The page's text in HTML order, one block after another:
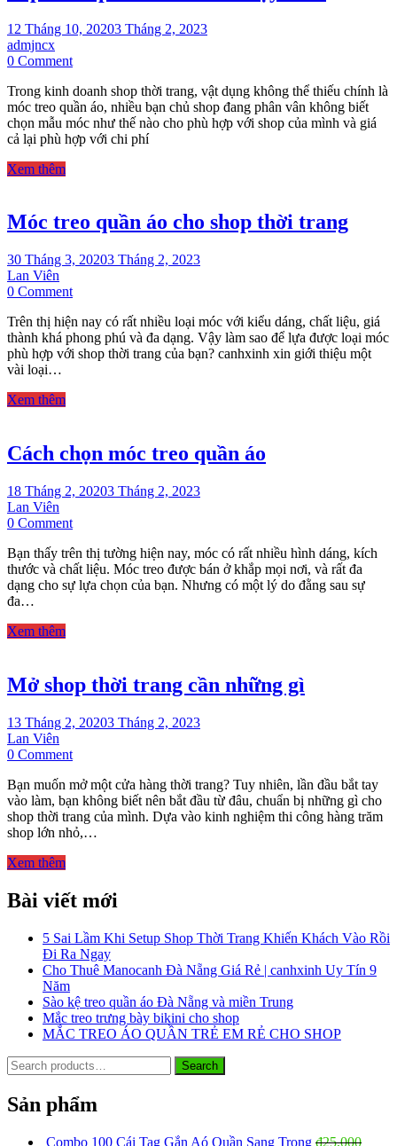
12 Tháng 10, 20203 Tháng 2, 2023
admjncx
0 Commenton
5
sản
phẩm
móc
Trong kinh doanh shop thời trang, vật dụng không thể thiếu chính là
móc treo quần áo, nhiều bạn chủ shop đang phân vân không biết
chọn mẫu móc như thế nào cho phù hợp với shop của mình và giá
cả lại phù hợp với chi phí
Xem thêm
Móc treo quần áo cho shop thời trang
30 Tháng 3, 20203 Tháng 2, 2023
Lan Viên
0 Commenton
treo
quần
áo
Trên thị hiện nay có rất nhiều loại móc với kiểu dáng, chất liệu, giá
thành khá phong phú và đa dạng. Vậy làm sao để lựa được loại móc
phù hợp với shop thời trang của bạn? canhxinh xin giới thiệu một
vài loại…
Xem thêm
Cách chọn móc treo quần áo
18 Tháng 2, 20203 Tháng 2, 2023
Lan Viên
0 Commenton
chọn
móc
treo
Bạn thấy trên thị tường hiện nay, móc có rất nhiều hình dáng, kích
thước và chất liệu. Móc treo được bán ở khắp mọi nơi, và rất đa
dạng cho sự lựa chọn của bạn. Nhưng có một lý do đằng sau sự
đa…
Xem thêm
Mở shop thời trang cần những gì
13 Tháng 2, 20203 Tháng 2, 2023
Lan Viên
0 Commenton
shop
thời
trang
cần
Bạn muốn mở một cửa hàng thời trang? Tuy nhiên, lần đầu bắt tay
vào làm, bạn không biết nên bắt đầu từ đâu, chuẩn bị những gì cho
shop thời trang của mình. Dựa vào kinh nghiệm thi công hàng trăm
shop lớn nhỏ,…
Xem thêm
Bài viết mới
5 Sai Lầm Khi Setup Shop Thời Trang Khiến Khách Vào Rồi
Đi Ra Ngay
Cho Thuê Manocanh Đà Nẵng Giá Rẻ | canhxinh Uy Tín 9
Năm
Sào kệ treo quần áo Đà Nẵng và miền Trung
Mắc treo trưng bày bikini cho shop
MẮC TREO ÁO QUẦN TRẺ EM RẺ CHO SHOP
Search
for:
Search
Sản phẩm
Combo 100 Cái Tag Gắn Aó Quần Sang Trọng ₫25,000